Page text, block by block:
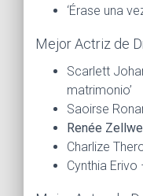
‘Érase una
Mejor Actriz de
Scarlett
matrimonio’
Saoirse
Renée
Charlize
Cynthia Erivo